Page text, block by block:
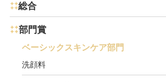
総合
部門賞
ベーシックスキンケア部門
洗顔料